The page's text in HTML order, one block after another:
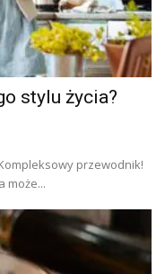
stylu życia?
przewodnik!
może...